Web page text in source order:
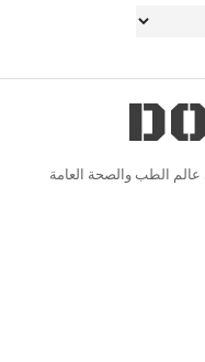
الطب والصحة العامة